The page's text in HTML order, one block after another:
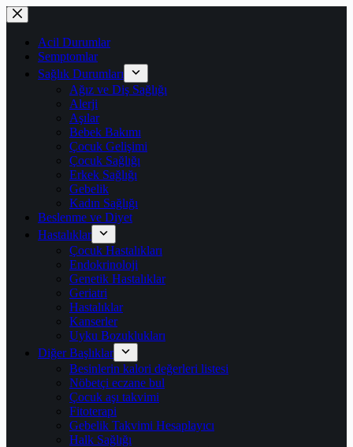
Skip
to
contentAcil Durumlar
Semptomlar
Sağlık Durumları
Ağız ve Diş Sağlığı
Alerji
Aşılar
Bebek Bakımı
Çocuk Gelişimi
Çocuk Sağlığı
Erkek Sağlığı
Gebelik
Kadın Sağlığı
Beslenme ve Diyet
Hastalıklar
Çocuk Hastalıkları
Endokrinoloji
Genetik Hastalıklar
Geriatri
Hastalıklar
Kanserler
Uyku Bozuklukları
Diğer Başlıklar
Besinlerin kalori değerleri listesi
Nöbetçi eczane bul
Çocuk aşı takvimi
Fitoterapi
Gebelik Takvimi Hesaplayıcı
Halk Sağlığı